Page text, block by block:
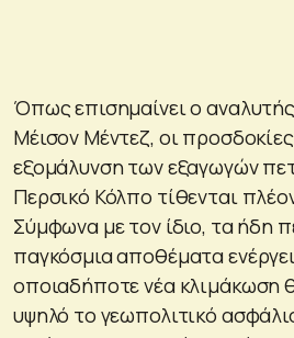
Όπως επισημαίνει ο
Μέισον Μέντεζ, οι προσδοκίες
εξομάλυνση των εξαγωγών
Περσικό Κόλπο τίθενται
Σύμφωνα με τον ίδιο, τα ήδη
παγκόσμια αποθέματα
οποιαδήποτε νέα κλιμάκωση
υψηλό το γεωπολιτικό